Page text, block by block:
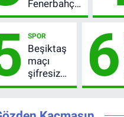
Fenerbahçe-
Sturm Graz
izlenir?
SPOR
Beşiktaş
maçı
şifresiz
mi?
Kralove-
6